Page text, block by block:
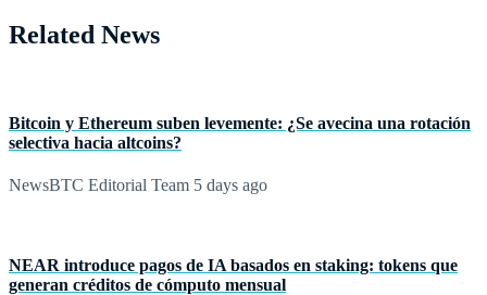
Related News
Bitcoin y Ethereum suben levemente: ¿Se avecina una rotación
selectiva hacia altcoins?
NewsBTC Editorial Team 5 days ago
NEAR introduce pagos de IA basados en staking: tokens que
generan créditos de cómputo mensual